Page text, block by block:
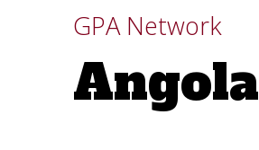
GPA Network
Angola